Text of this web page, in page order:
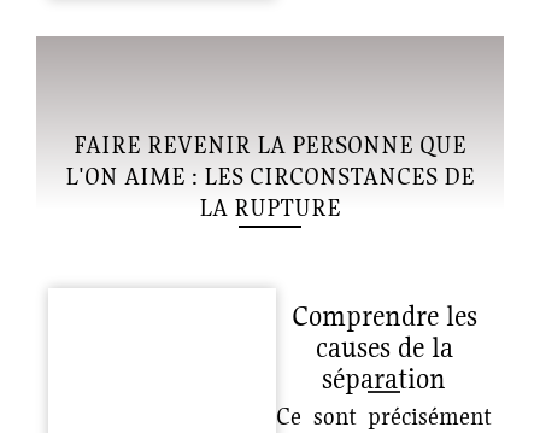
FAIRE REVENIR LA PERSONNE QUE
L'ON AIME : LES CIRCONSTANCES DE
LA RUPTURE
Comprendre les
causes de la
séparation
Ce sont précisément